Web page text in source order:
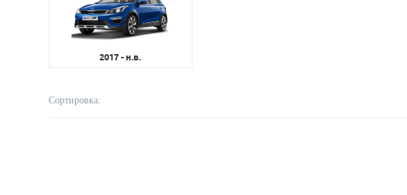
2017 - н.в.
Сортировка: